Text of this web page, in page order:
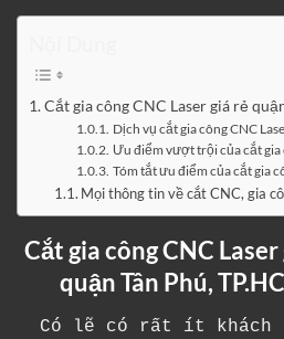
Cắt gia công CNC Laser giá rẻ
Dịch vụ cắt gia công CNC
Ưu điểm vượt trội của cắt gia
Tóm tắt ưu điểm của cắt gia
Mọi thông tin về cắt CNC, gia
Cắt gia công CNC Laser
quận Tân Phú,
Có lẽ có rất ít khách